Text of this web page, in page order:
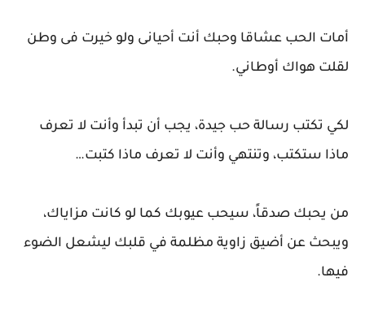
أمات الحب عشاقا وحبك أنت أحيانى ولو خيرت فى وطن
لقلت هواك أوطاني.
‏لكي تكتب رسالة حب جيدة، يجب أن تبدأ وأنت لا تعرف
ماذا ستكتب، وتنتهي وأنت لا تعرف ماذا كتبت…
من يحبك صدقاً، سيحب عيوبك كما لو كانت مزاياك،
ويبحث عن أضيق زاوية مظلمة في قلبك ليشعل الضوء
فيها.